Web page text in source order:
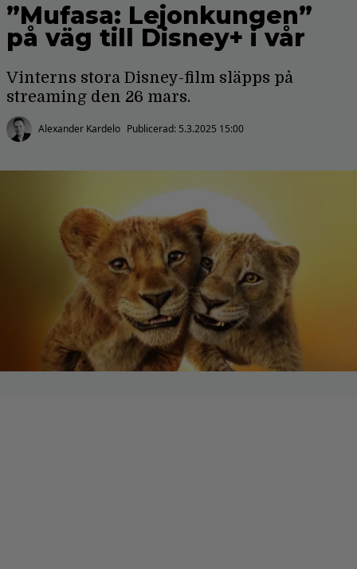
”Mufasa: Lejonkungen”
på väg till Disney+ i vår
Vinterns stora Disney-film släpps på
streaming den 26 mars.
Alexander Kardelo Publicerad: 5.3.2025 15:00